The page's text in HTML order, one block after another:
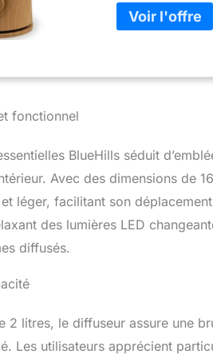
surchauffer. Le
facilite le réglage
comme un
maison, notre
grande capacité
diffuseur
heures à faible
profiter. 4.
un diffuseur
décoration de la
dortoir, un
fonctionnel
BlueHills séduit
Avec des dimensions de
léger, facilitant son
des lumières LED
diffusés.
2 litres, le diffuseur assure une
Les utilisateurs apprécient